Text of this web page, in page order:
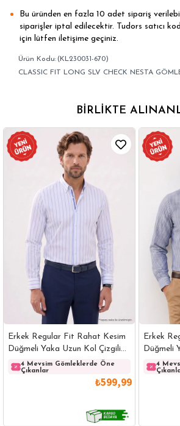
Bu üründen en fazla 10 adet sipariş
siparişler iptal edilecektir. Tudors satıcı
için lütfen iletişime geçiniz.
(KL230031-670)
CLASSIC FIT LONG SLV CHECK NESTA
BIRLIKTE
Erkek Regular Fit Rahat Kesim
Düğmeli Yaka Uzun Kol Çizgili
Pamuklu Beyaz Gömlek
4 Mevsim Gömleklerde Öne
Çıkanlar
₺599,99
Erkek
Düğmeli
4